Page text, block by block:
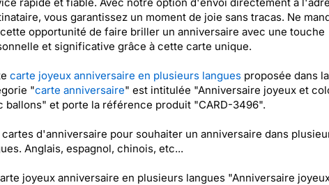
vous garantissez un moment de joie sans tracas. Ne
opportunité de faire briller un anniversaire avec une touche
et significative grâce à cette carte unique.
carte joyeux anniversaire en plusieurs languesproposée dans la
"carte anniversaire" est intitulée "Anniversaire joyeux et
ballons" et porte la référence produit "CARD-3496".
cartes d'anniversaire pour souhaiter un anniversaire dans
Anglais, espagnol, chinois, etc...
joyeux anniversaire en plusieurs langues "Anniversaire